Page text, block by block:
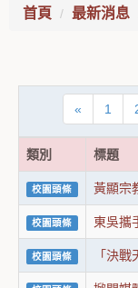
首頁 最新消息
« 1
類別 標題
校園頭條 黃顯宗
校園頭條 東吳攜
校園頭條 「決